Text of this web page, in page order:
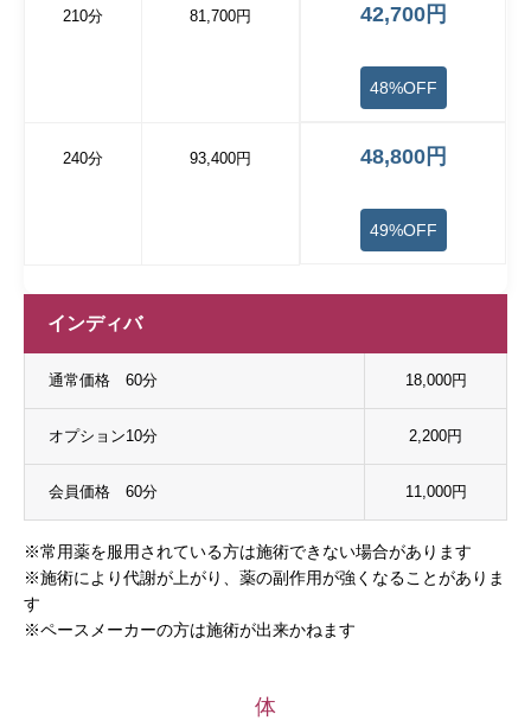
210分 81,700円 42,700円
48%OFF
240分 93,400円 48,800円
49%OFF
インディバ
通常価格 60分 18,000円
オプション10分 2,200円
会員価格 60分 11,000円
※常用薬を服用されている方は施術できない場合があります
※施術により代謝が上がり、薬の副作用が強くなることがありま
す
※ペースメーカーの方は施術が出来かねます
体